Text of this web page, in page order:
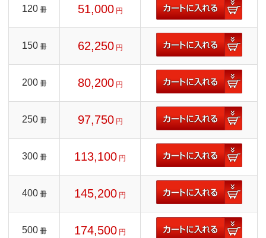
120 冊 51,000 円
150 冊 62,250 円
200 冊 80,200 円
250 冊 97,750 円
300 冊 113,100 円
400 冊 145,200 円
500 冊 174,500 円